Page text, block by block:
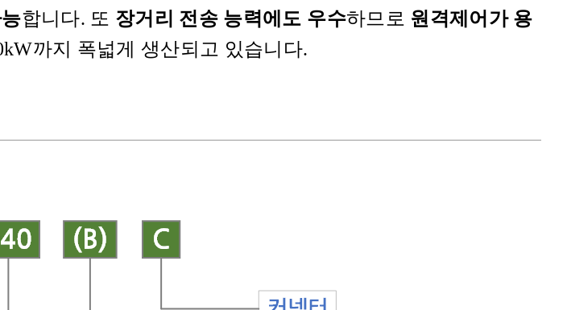
합니다. 또 장거리 전송 능력에도 우수하므로 원격제어가 용
까지 폭넓게 생산되고 있습니다.